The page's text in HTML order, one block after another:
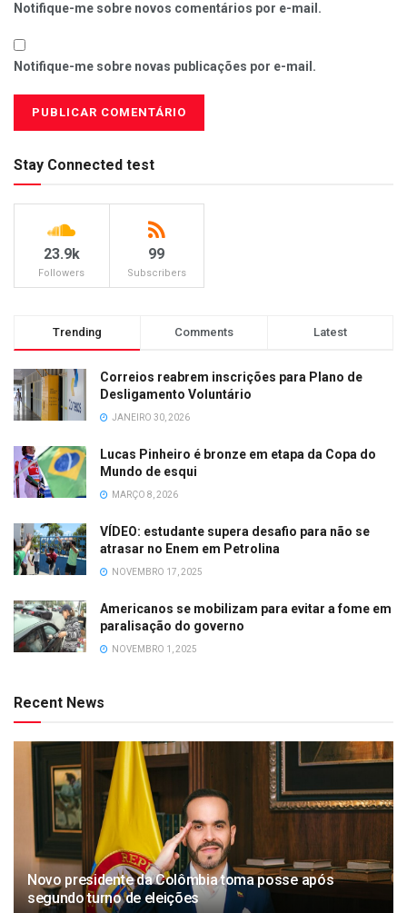
Notifique-me sobre novos comentários por e-mail.
Notifique-me sobre novas publicações por e-mail.
Stay Connected test
23.9k
Followers
99
Subscribers
Trending Comments Latest
Correios reabrem inscrições para Plano de
Desligamento Voluntário
JANEIRO 30, 2026
Lucas Pinheiro é bronze em etapa da Copa do
Mundo de esqui
MARÇO 8, 2026
VÍDEO: estudante supera desafio para não se
atrasar no Enem em Petrolina
NOVEMBRO 17, 2025
Americanos se mobilizam para evitar a fome em
paralisação do governo
NOVEMBRO 1, 2025
Recent News
Novo presidente da Colômbia toma posse após
segundo turno de eleições